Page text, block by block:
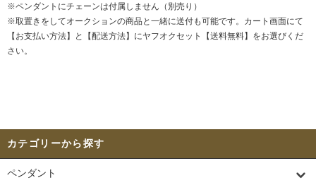
※ペンダントにチェーンは付属しません（別売り）
※取置きをしてオークションの商品と一緒に送付も可能です。カート画面にて
【お支払い方法】と【配送方法】にヤフオクセット【送料無料】をお選びくだ
さい。
カテゴリーから探す
ペンダント